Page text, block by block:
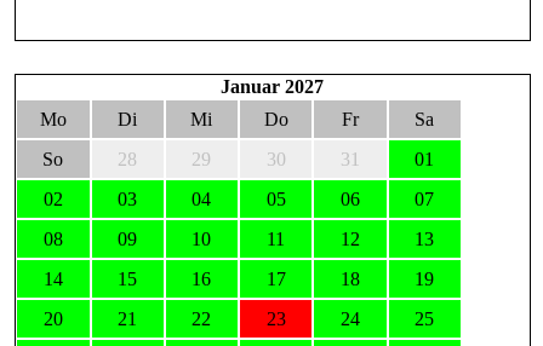
Januar 2027
Mo
Di Mi Do Fr
Sa
So
28 29 30 31
01
02
03 04 05 06
07
08
09 10 11 12
13
14
15 16 17 18
19
20
21 22 23 24
25